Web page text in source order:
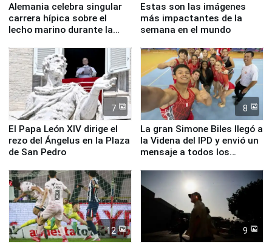
Alemania celebra singular
carrera hípica sobre el
lecho marino durante la
Estas son las imágenes
más impactantes de la
semana en el mundo
7
El Papa León XIV dirige el
rezo del Ángelus en la Plaza
de San Pedro
8
La gran Simone Biles llegó a
la Videna del IPD y envió un
mensaje a todos los
12 9